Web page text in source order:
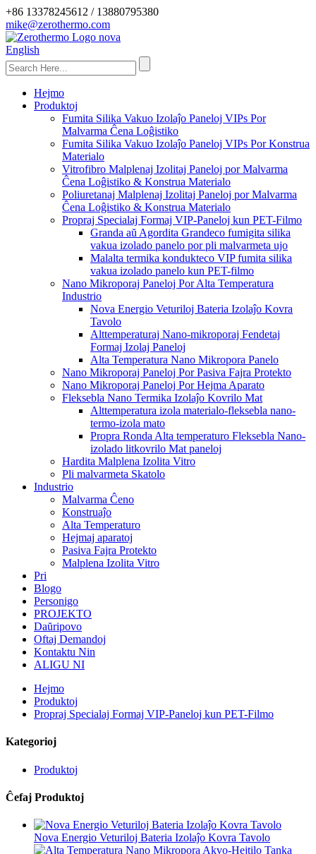
+86 13378245612 / 13880795380
mike@zerothermo.com
English
Hejmo
Produktoj
Fumita Silika Vakuo Izolaĵo Paneloj VIPs Por
Malvarma Ĉena Loĝistiko
Fumita Silika Vakuo Izolaĵo Paneloj VIPs Por Konstrua
Materialo
Vitrofibro Malplenaj Izolitaj Paneloj por Malvarma
Ĉena Loĝistiko & Konstrua Materialo
Poliuretanaj Malplenaj Izolitaj Paneloj por Malvarma
Ĉena Loĝistiko & Konstrua Materialo
Propraj Specialaj Formaj VIP-Paneloj kun PET-Filmo
Granda aŭ Agordita Grandeco fumigita silika
vakua izolado panelo por pli malvarmeta ujo
Malalta termika kondukteco VIP fumita silika
vakua izolado panelo kun PET-filmo
Nano Mikroporaj Paneloj Por Alta Temperatura
Industrio
Nova Energio Veturiloj Bateria Izolaĵo Kovra
Tavolo
Alttemperaturaj Nano-mikroporaj Fendetaj
Formaj Izolaj Paneloj
Alta Temperatura Nano Mikropora Panelo
Nano Mikroporaj Paneloj Por Pasiva Fajra Protekto
Nano Mikroporaj Paneloj Por Hejma Aparato
Fleksebla Nano Termika Izolaĵo Kovrilo Mat
Alttemperatura izola materialo-fleksebla nano-
termo-izola mato
Propra Ronda Alta temperaturo Fleksebla Nano-
izolado litkovrilo Mat paneloj
Hardita Malplena Izolita Vitro
Pli malvarmeta Skatolo
Industrio
Malvarma Ĉeno
Konstruaĵo
Alta Temperaturo
Hejmaj aparatoj
Pasiva Fajra Protekto
Malplena Izolita Vitro
Pri
Blogo
Personigo
PROJEKTO
Daŭripovo
Oftaj Demandoj
Kontaktu Nin
ALIGU NI
Hejmo
Produktoj
Propraj Specialaj Formaj VIP-Paneloj kun PET-Filmo
Kategorioj
Produktoj
Ĉefaj Produktoj
Nova Energio Veturiloj Bateria Izolaĵo Kovra Tavolo